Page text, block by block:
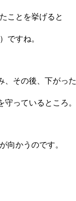
ことを挙げると
ですね。
、その後、下がった
守っているところ。
向かうのです。